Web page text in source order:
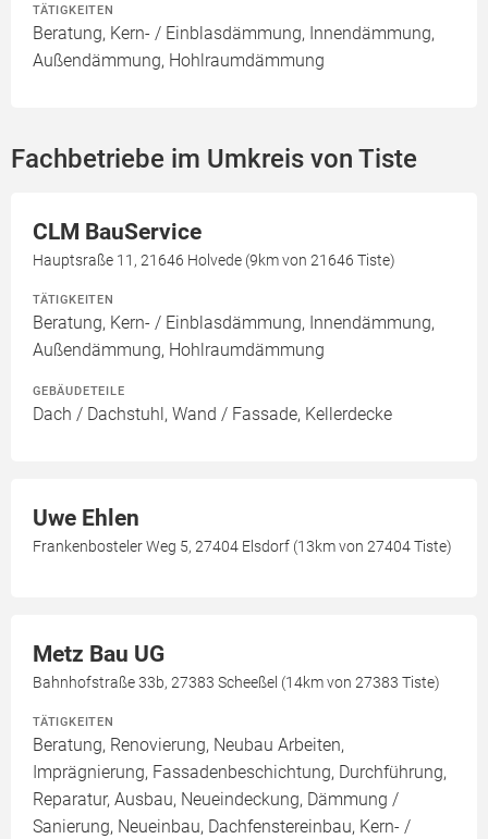
TÄTIGKEITEN
Beratung, Kern- / Einblasdämmung, Innendämmung,
Außendämmung, Hohlraumdämmung
Fachbetriebe im Umkreis von Tiste
CLM BauService
Hauptsraße 11, 21646 Holvede (9km von 21646 Tiste)
TÄTIGKEITEN
Beratung, Kern- / Einblasdämmung, Innendämmung,
Außendämmung, Hohlraumdämmung
GEBÄUDETEILE
Dach / Dachstuhl, Wand / Fassade, Kellerdecke
Uwe Ehlen
Frankenbosteler Weg 5, 27404 Elsdorf (13km von 27404 Tiste)
Metz Bau UG
Bahnhofstraße 33b, 27383 Scheeßel (14km von 27383 Tiste)
TÄTIGKEITEN
Beratung, Renovierung, Neubau Arbeiten,
Imprägnierung, Fassadenbeschichtung, Durchführung,
Reparatur, Ausbau, Neueindeckung, Dämmung /
Sanierung, Neueinbau, Dachfenstereinbau, Kern- /